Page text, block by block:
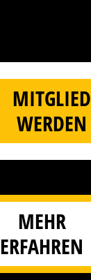
MITGLIED
WERDEN
MEHR
ERFAHREN